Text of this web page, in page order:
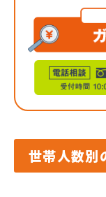
世帯人数別